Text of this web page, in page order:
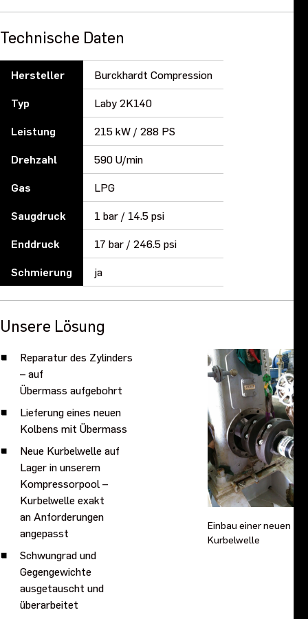
Technische Daten
Hersteller
Burckhardt Compression
Typ
Laby 2K140
Leistung
215 kW / 288 PS
Drehzahl
590 U/min
Gas
LPG
Saugdruck
1 bar / 14.5 psi
Enddruck
17 bar / 246.5 psi
Schmierung
ja
Unsere Lösung
Einbau einer neuen
Kurbelwelle
Reparatur des Zylinders
– auf
Übermass aufgebohrt
Lieferung eines neuen
Kolbens mit Übermass
Neue Kurbelwelle auf
Lager in unserem
Kompressorpool –
Kurbelwelle exakt
an Anforderungen
angepasst
Schwungrad und
Gegengewichte
ausgetauscht und
überarbeitet